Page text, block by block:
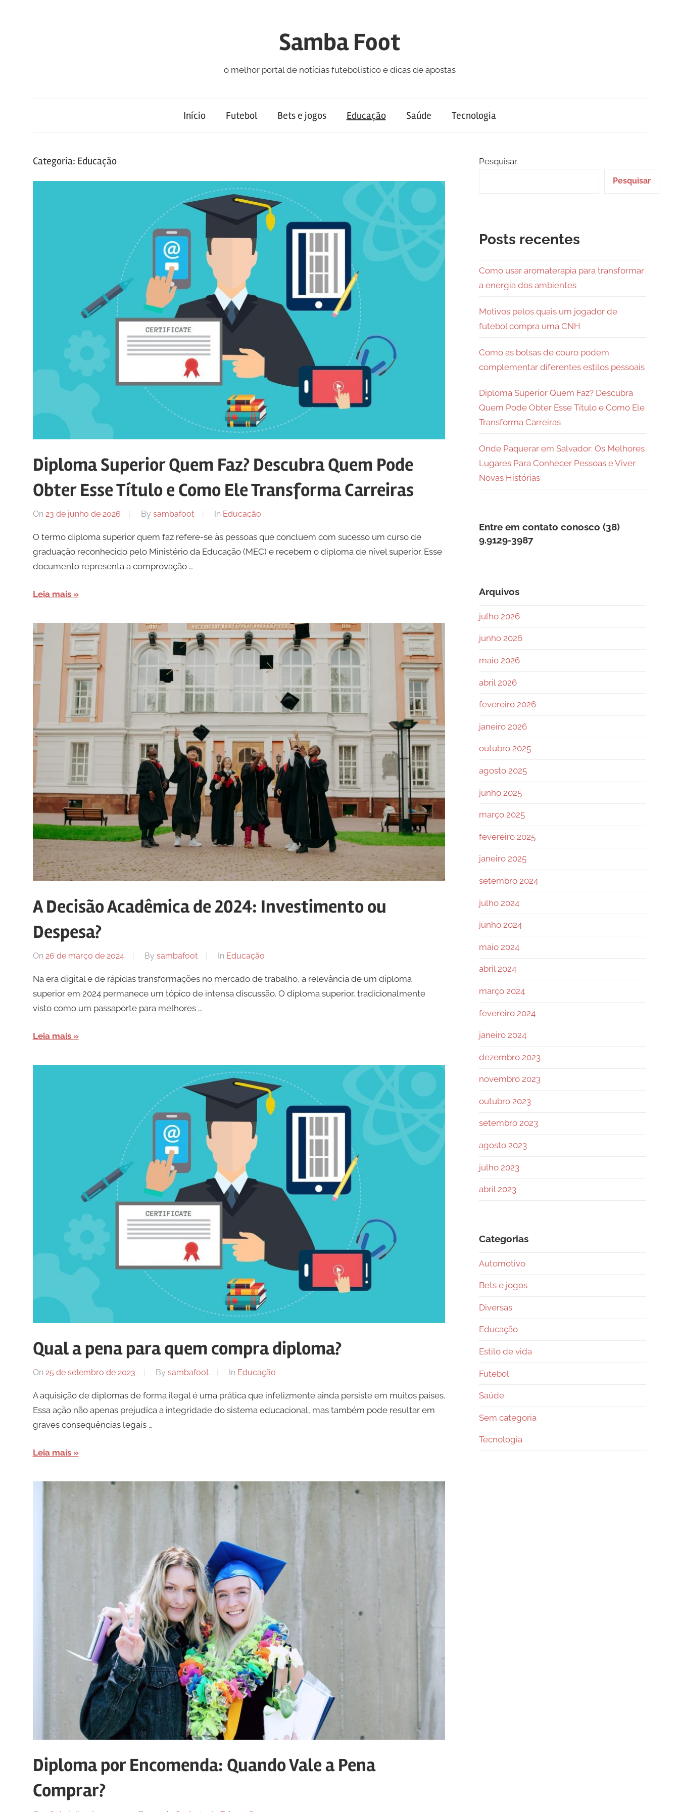
Samba Foot
o melhor portal de notícias futebolistico e dicas de apostas
Início Futebol Bets e jogos Educação Saúde Tecnologia
Categoria: Educação
Diploma Superior Quem Faz? Descubra Quem Pode
Obter Esse Título e Como Ele Transforma Carreiras
On 23 de junho de 2026 By sambafoot In Educação
O termo diploma superior quem faz refere-se às pessoas que concluem com sucesso um curso de
graduação reconhecido pelo Ministério da Educação (MEC) e recebem o diploma de nível superior. Esse
documento representa a comprovação …
Leia mais
A Decisão Acadêmica de 2024: Investimento ou
Despesa?
On 26 de março de 2024 By sambafoot In Educação
Na era digital e de rápidas transformações no mercado de trabalho, a relevância de um diploma
superior em 2024 permanece um tópico de intensa discussão. O diploma superior, tradicionalmente
visto como um passaporte para melhores …
Leia mais
Qual a pena para quem compra diploma?
On 25 de setembro de 2023 By sambafoot In Educação
A aquisição de diplomas de forma ilegal é uma prática que infelizmente ainda persiste em muitos países.
Essa ação não apenas prejudica a integridade do sistema educacional, mas também pode resultar em
graves consequências legais …
Leia mais
Diploma por Encomenda: Quando Vale a Pena
Comprar?
Pesquisar
Pesquisar
Posts recentes
Como usar aromaterapia para transformar
a energia dos ambientes
Motivos pelos quais um jogador de
futebol compra uma CNH
Como as bolsas de couro podem
complementar diferentes estilos pessoais
Diploma Superior Quem Faz? Descubra
Quem Pode Obter Esse Título e Como Ele
Transforma Carreiras
Onde Paquerar em Salvador: Os Melhores
Lugares Para Conhecer Pessoas e Viver
Novas Histórias
Entre em contato conosco (38)
9.9129-3987
Arquivos
julho 2026
junho 2026
maio 2026
abril 2026
fevereiro 2026
janeiro 2026
outubro 2025
agosto 2025
junho 2025
março 2025
fevereiro 2025
janeiro 2025
setembro 2024
julho 2024
junho 2024
maio 2024
abril 2024
março 2024
fevereiro 2024
janeiro 2024
dezembro 2023
novembro 2023
outubro 2023
setembro 2023
agosto 2023
julho 2023
abril 2023
Categorias
Automotivo
Bets e jogos
Diversas
Educação
Estilo de vida
Futebol
Saúde
Sem categoria
Tecnologia